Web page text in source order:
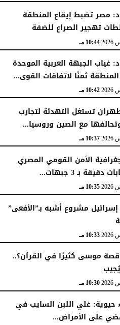
مصر تضبط إيقاع المنطقة
تهجير الصراع للضفة
10:44 مـ
الجبهة العربية الموحدة
ثمنًا لاتفاقات القوى...
10:42 مـ
تستغل التهدئة لتجارب
مع الصين وروسيا...
10:37 مـ
الأمن القومي المصري
بـ 3 جبهات...
10:35 مـ
مشروع أشبه بـ”الأفعى”
10:33 مـ
قصة موسى كثيرًا في القرآن؟..
10:30 مـ
حيوية: غلي اللبن السايب في
على الأمراض...